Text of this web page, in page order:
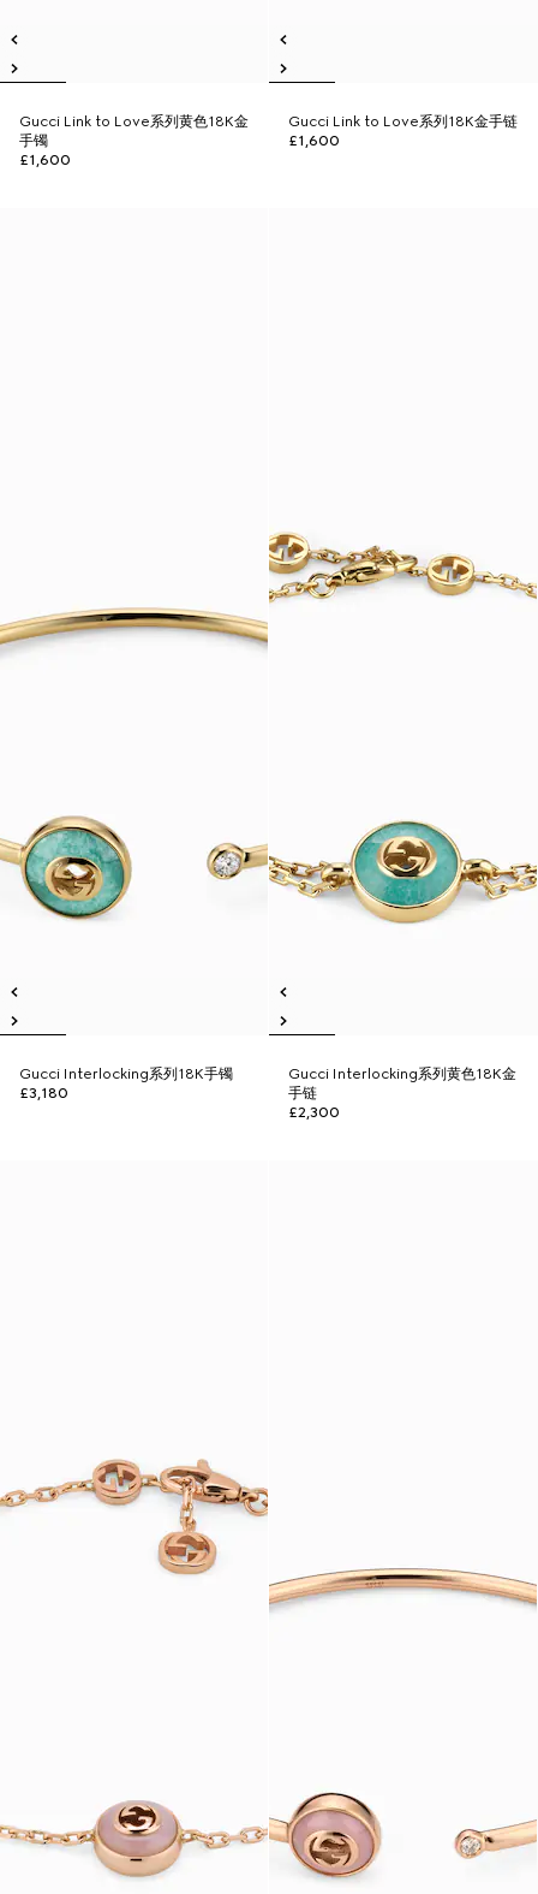
Gucci Link to Love系列黄色18K金
手镯
£1,600
Gucci Link to Love系列18K金手链
£1,600
Gucci Interlocking系列18K手镯
£3,180
Gucci Interlocking系列黄色18K金
手链
£2,300